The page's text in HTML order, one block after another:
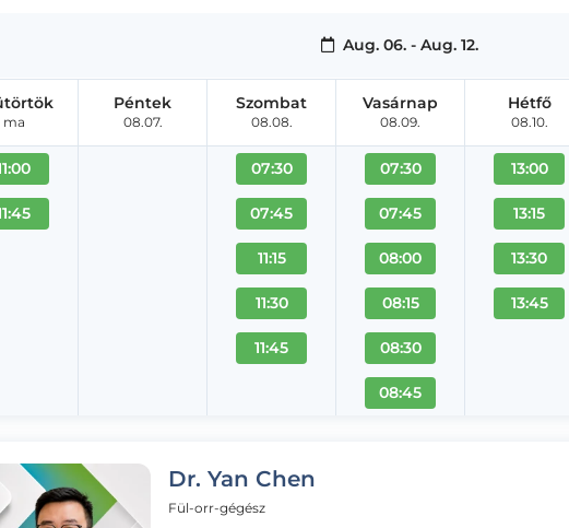
Aug. 06. - Aug. 12.
ma
Péntek
08.07.
Szombat
08.08.
07:30
07:45
11:15
11:30
11:45
Vasárnap
08.09.
07:30
07:45
08:00
08:15
08:30
08:45
Hétfő
08.10.
13:00
13:15
13:30
13:45
Dr. Yan Chen
Fül-orr-gégész